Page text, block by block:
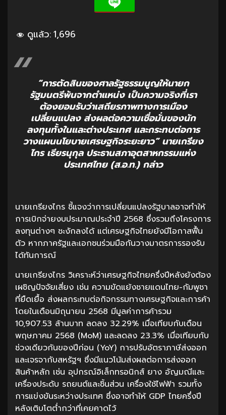
ดูแล้ว:1,696
“การตัดสินของศาลรัฐธรรมนูญให้นายก
รัฐมนตรีพ้นจากตำแหน่ง เป็นความจริงที่เรา
ต้องยอมรับว่าเสถียรภาพทางการเมือง
เปลี่ยนแปลง ส่งผลต่อความเชื่อมั่นของนัก
ลงทุนทั้งในและต่างประเทศ และกระทบต่อการ
วางแผนนโยบายเศรษฐกิจระยะยาว” นายเกรียง
ไกร เธียรนุกุล ประธานสภาอุตสาหกรรมแห่ง
ประเทศไทย (ส.อ.ท.) กล่าว
นายเกรียงไกร ชี้แจงว่าการเปลี่ยนแปลงรัฐบาลอาจทำให้
การเบิกจ่ายงบประมาณประจำปี 2568 ซึ่งรวมถึงโครงการ
ลงทุนต่างๆ ชะงักลงได้ แต่เศรษฐกิจไทยยังมีโอกาสฟื้น
ตัว หากภาครัฐและเอกชนร่วมมือกันวางมาตรการรองรับ
ได้ทันการณ์
นายเกรียงไกร วิเคราะห์ว่าเศรษฐกิจไทยครึ่งปีหลังยังต้อง
เผชิญปัจจัยเสี่ยง เช่น ความขัดแย้งชายแดนไทย-กัมพูชา
ที่ยืดเยื้อ ส่งผลกระทบต่อกิจกรรมทางเศรษฐกิจและการค้า
โดยในเดือนมิถุนายน 2568 มีมูลค่าการค้ารวม
10,907.53 ล้านบาท ลดลง 32.29% เมื่อเทียบกับเดือน
พฤษภาคม 2568 (MoM) และลดลง 23.3% เมื่อเทียบกับ
ช่วงเดียวกันของปีก่อน (YoY) การปรับอัตราภาษีส่งออก
และเจรจากับสหรัฐฯ ซึ่งมีแนวโน้มส่งผลต่อการส่งออก
สินค้าหลัก เช่น อุปกรณ์อิเล็กทรอนิกส์ ยาง อัญมณีและ
เครื่องประดับ รถยนต์และชิ้นส่วน เครื่องใช้ไฟฟ้า รวมทั้ง
การแข่งขันระหว่างประเทศ ซึ่งอาจทำให้ GDP ไทยครึ่งปี
หลังเติบโตต่ำกว่าที่เคยคาดไว้